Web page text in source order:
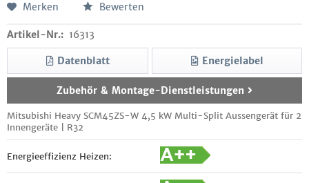
Merken Bewerten
Artikel-Nr.: 16313
Datenblatt Energielabel
Zubehör & Montage-Dienstleistungen
Mitsubishi Heavy SCM45ZS-W 4,5 kW Multi-Split Aussengerät für 2
Innengeräte | R32
Energieeffizienz Heizen: